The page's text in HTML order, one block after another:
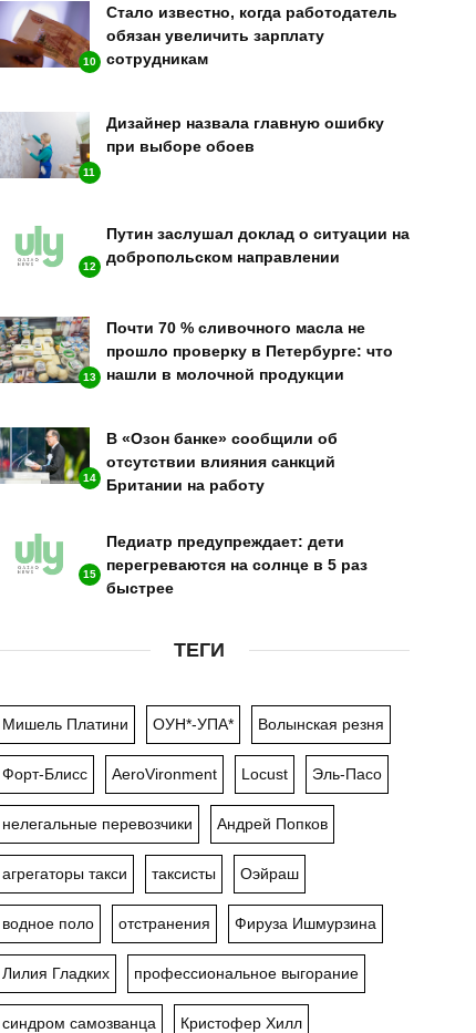
10
Стало известно, когда работодатель
обязан увеличить зарплату
сотрудникам
11
Дизайнер назвала главную ошибку
при выборе обоев
12
Путин заслушал доклад о ситуации на
добропольском направлении
13
Почти 70 % сливочного масла не
прошло проверку в Петербурге: что
нашли в молочной продукции
14
В «Озон банке» сообщили об
отсутствии влияния санкций
Британии на работу
15
Педиатр предупреждает: дети
перегреваются на солнце в 5 раз
быстрее
ТЕГИ
Мишель Платини ОУН*-УПА* Волынская резня
Форт-Блисс AeroVironment Locust Эль-Пасо
нелегальные перевозчики Андрей Попков
агрегаторы такси таксисты Оэйраш
водное поло отстранения Фируза Ишмурзина
Лилия Гладких профессиональное выгорание
синдром самозванца Кристофер Хилл